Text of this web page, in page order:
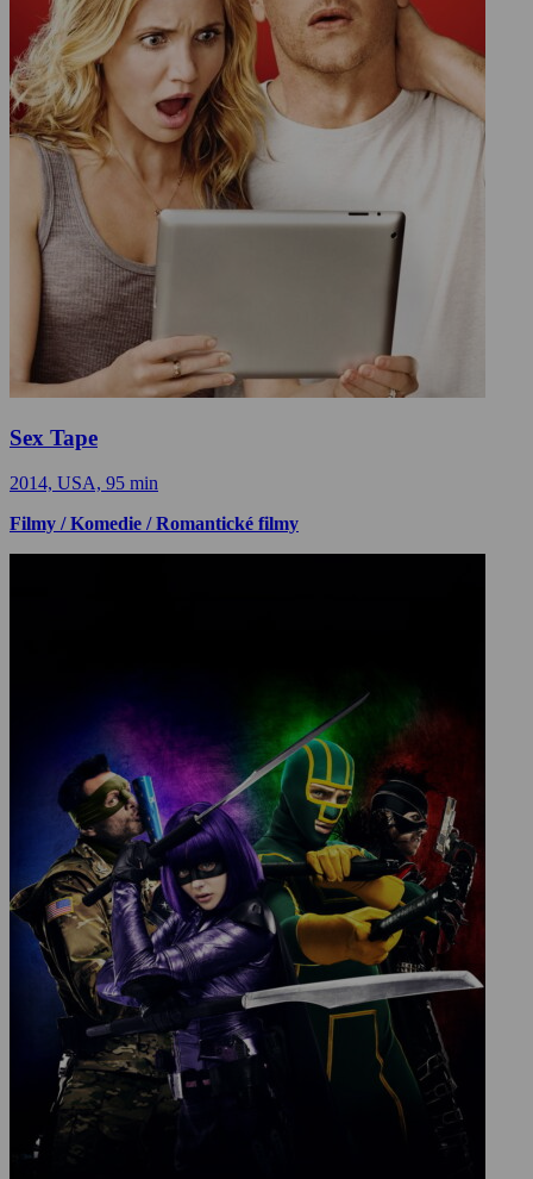
Sex Tape
2014, USA, 95 min
Filmy / Komedie / Romantické filmy